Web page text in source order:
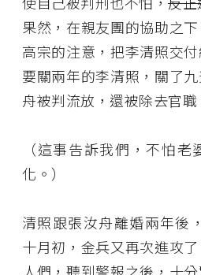
果然，在親友團的協助之
高宗的注意，把李清照交
要關兩年的李清照，關了
舟被判流放，還被除去官職
（這事告訴我們，不怕
化。）
清照跟張汝舟離婚兩年後
十月初，金兵又再次進攻
人們，聽到警報之後，十